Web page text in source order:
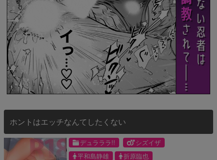
ホントはエッチなんてしたくない
デュラララ!!
シズイザ
平和島静雄
折原臨也